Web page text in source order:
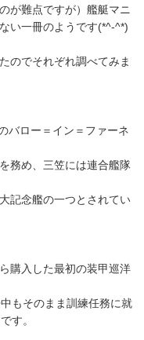
が難点ですが）艦艇マニ
い一冊のようです(*^-^*)
のでそれぞれ調べてみま
バロー＝イン＝ファーネ
務め、三笠には連合艦隊
記念艦の一つとされてい
購入した最初の装甲巡洋
もそのまま訓練任務に就
す。